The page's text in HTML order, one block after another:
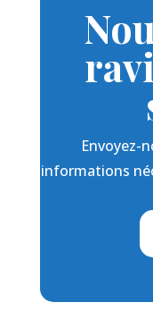
Envoyez-
informations